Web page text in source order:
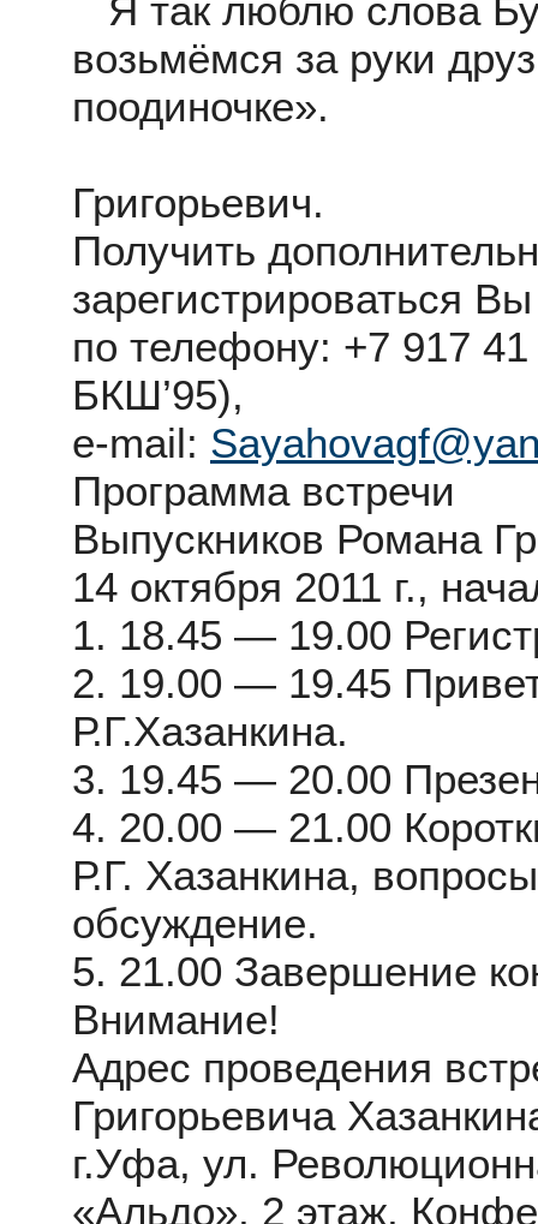
Я так люблю слова
возьмёмся за руки
поодиночке».
Григорьевич.
Получить
зарегистрироваться
по телефону: +7 917
БКШ’95),
e-mail:
Программа встречи
Выпускников Романа
14 октября 2011 г.,
1. 18.45 — 19.00
2. 19.00 — 19.45
Р.Г.Хазанкина.
3. 19.45 — 20.00
4. 20.00 — 21.00
Р.Г. Хазанкина,
обсуждение.
5. 21.00 Завершение
Внимание!
Адрес проведения
Григорьевича
г.Уфа, ул.
«Альдо», 2 этаж,